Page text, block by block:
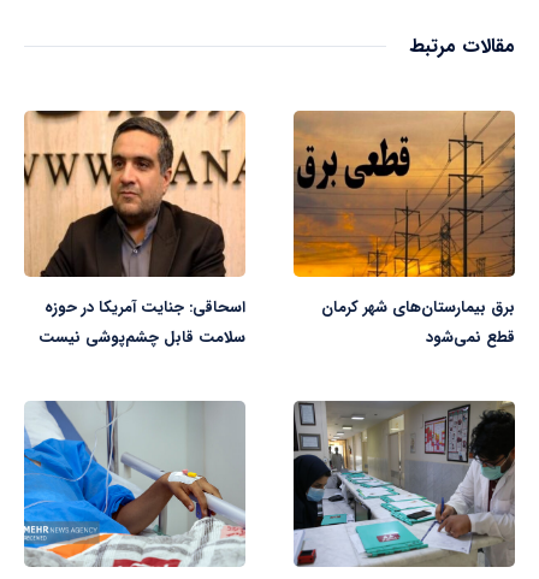
مقالات مرتبط
برق بیمارستان‌های شهر کرمان
قطع نمی‌شود
اسحاقی: جنایت آمریکا در حوزه
سلامت قابل چشم‌پوشی نیست